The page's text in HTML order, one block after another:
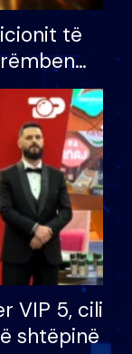
të
eurosh
VIP 5, cili
shtëpinë